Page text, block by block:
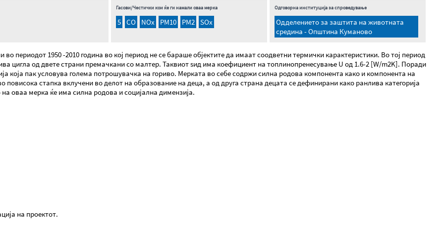
Гасови/Честички кои ќе ги намали оваа мерка
5 CO NOx PM10 PM2 SOx
Одговорна институција за спроведување
Одделението за заштита на животната
средина - Општина Куманово
периодот 1950 -2010 година во кој период не се бараше објектите да имаат соодветни термички карактеристики. Во тој период
цигла од двете страни премачкани со малтер. Таквиот ѕид има коефициент на топлинопренесување U од 1.6-2 [W/m2K]. Поради
која пак условува голема потрошувачка на гориво. Мерката во себе содржи силна родова компонента како и компонента на
стапка вклучени во делот на образование на деца, а од друга страна децата се дефинирани како ранлива категорија
оваа мерка ќе има силна родова и социјална димензија.
на проектот.